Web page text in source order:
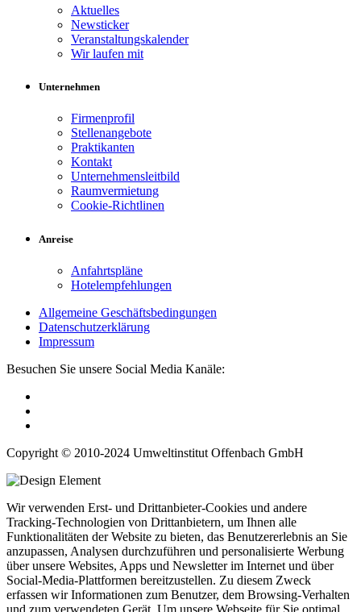
Aktuelles
Newsticker
Veranstaltungskalender
Wir laufen mit
Unternehmen
Firmenprofil
Stellenangebote
Praktikanten
Kontakt
Unternehmensleitbild
Raumvermietung
Cookie-Richtlinen
Anreise
Anfahrtspläne
Hotelempfehlungen
Allgemeine Geschäftsbedingungen
Datenschutzerklärung
Impressum
Besuchen Sie unsere Social Media Kanäle:
Copyright © 2010-2024 Umweltinstitut Offenbach GmbH
Wir verwenden Erst- und Drittanbieter-Cookies und andere
Tracking-Technologien von Drittanbietern, um Ihnen alle
Funktionalitäten der Website zu bieten, das Benutzererlebnis an Sie
anzupassen, Analysen durchzuführen und personalisierte Werbung
über unsere Websites, Apps und Newsletter im Internet und über
Social-Media-Plattformen bereitzustellen. Zu diesem Zweck
erfassen wir Informationen zum Benutzer, dem Browsing-Verhalten
und zum verwendeten Gerät. Um unsere Webseite für Sie optimal